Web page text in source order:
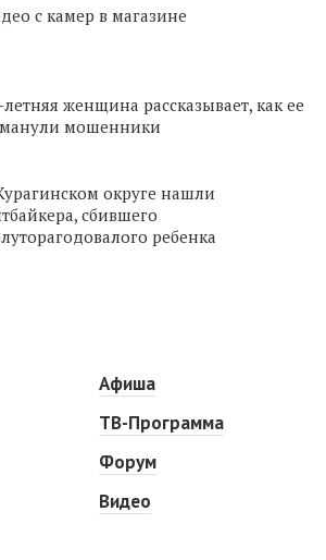
с камер в магазине
летняя женщина рассказывает, как ее
мошенники
округе нашли
сбившего
ребенка
Афиша
ТВ-Программа
Форум
Видео